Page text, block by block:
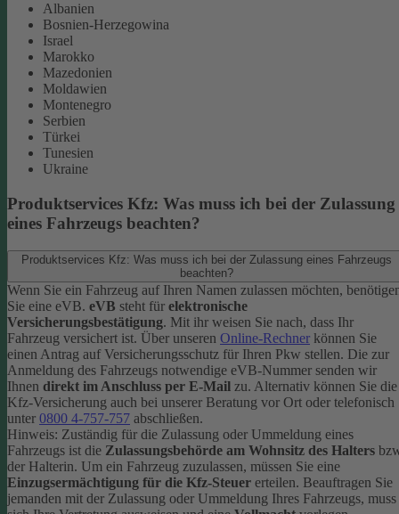
Albanien
Bosnien-Herzegowina
Israel
Marokko
Mazedonien
Moldawien
Montenegro
Serbien
Türkei
Tunesien
Ukraine
Produktservices Kfz: Was muss ich bei der Zulassung
eines Fahrzeugs beachten?
Produktservices Kfz: Was muss ich bei der Zulassung eines Fahrzeugs
beachten?
Wenn Sie ein Fahrzeug auf Ihren Namen zulassen möchten,
Sie eine eVB. eVB steht für elektronische
Versicherungsbestätigung. Mit ihr weisen Sie nach, dass Ihr
Fahrzeug versichert ist. Über unseren Online-Rechner können Sie
einen Antrag auf Versicherungsschutz für Ihren Pkw stellen. Die zur
Anmeldung des Fahrzeugs notwendige eVB-Nummer senden wir
Ihnen direkt im Anschluss per E-Mail zu. Alternativ können Sie die
Kfz-Versicherung auch bei unserer Beratung vor Ort oder telefonisch
unter 0800 4-757-757 abschließen.
Hinweis: Zuständig für die Zulassung oder Ummeldung eines
Fahrzeugs ist die Zulassungsbehörde am Wohnsitz des Halters
der Halterin. Um ein Fahrzeug zuzulassen, müssen Sie eine
Einzugsermächtigung für die Kfz-Steuer erteilen. Beauftragen Sie
jemanden mit der Zulassung oder Ummeldung Ihres Fahrzeugs, muss